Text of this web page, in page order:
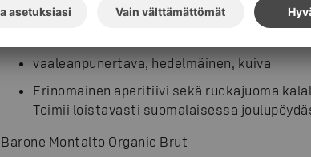
Barone Montalto Organic Nero D’Avola Rosato
vaaleanpunertava, hedelmäinen, kuiva
Erinomainen aperitiivi sekä ruokajuoma
Toimii loistavasti suomalaisessa
Barone Montalto Organic Brut